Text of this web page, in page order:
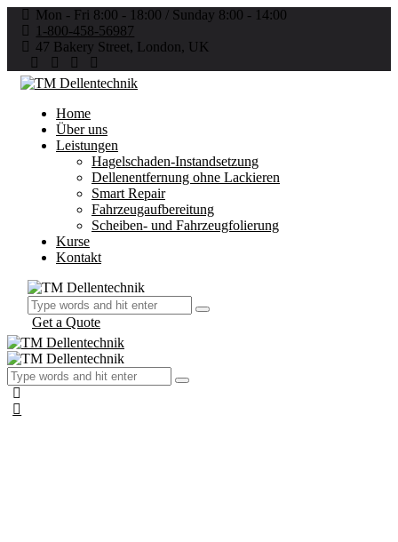
Mon - Fri 8:00 - 18:00 / Sunday 8:00 - 14:00
1-800-458-56987
47 Bakery Street, London, UK
Home
Über uns
Leistungen
Hagelschaden-Instandsetzung
Dellenentfernung ohne Lackieren
Smart Repair
Fahrzeugaufbereitung
Scheiben- und Fahrzeugfolierung
Kurse
Kontakt
Get a Quote